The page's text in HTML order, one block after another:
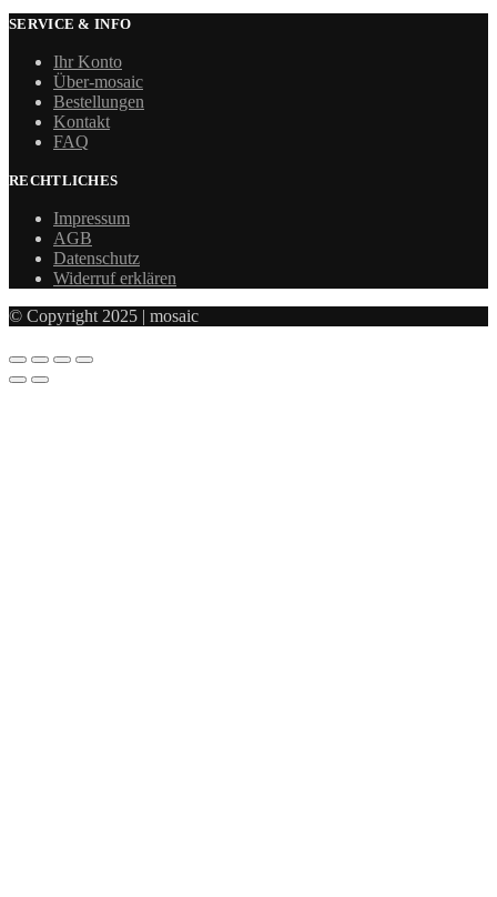
SERVICE & INFO
Ihr Konto
Über-mosaic
Bestellungen
Kontakt
FAQ
RECHTLICHES
Impressum
AGB
Datenschutz
Widerruf erklären
© Copyright 2025 | mosaic